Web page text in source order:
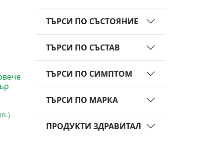
ТЪРСИ ПО СЪСТОЯНИЕ
ТЪРСИ ПО СЪСТАВ
ТЪРСИ ПО СИМПТОМ
ТЪРСИ ПО МАРКА
ПРОДУКТИ ЗДРАВИТАЛ